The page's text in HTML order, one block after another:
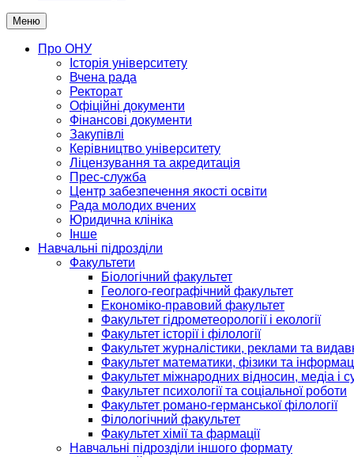
Меню
Про ОНУ
Історія університету
Вчена рада
Ректорат
Офіційні документи
Фінансові документи
Закупівлі
Керівництво університету
Ліцензування та акредитація
Прес-служба
Центр забезпечення якості освіти
Рада молодих вчених
Юридична клініка
Інше
Навчальні підрозділи
Факультети
Біологічний факультет
Геолого-географічний факультет
Економіко-правовий факультет
Факультет гідрометеорології і екології
Факультет історії і філології
Факультет журналістики, реклами та
Факультет математики, фізики та
Факультет міжнародних відносин, медіа і
Факультет психології та соціальної роботи
Факультет романо-германської філології
Філологічний факультет
Факультет хімії та фармації
Навчальні підрозділи іншого формату